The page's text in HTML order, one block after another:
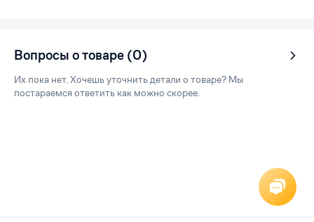
Вопросы о товаре (0)
Их пока нет. Хочешь уточнить детали о товаре? Мы
постараемся ответить как можно скорее.